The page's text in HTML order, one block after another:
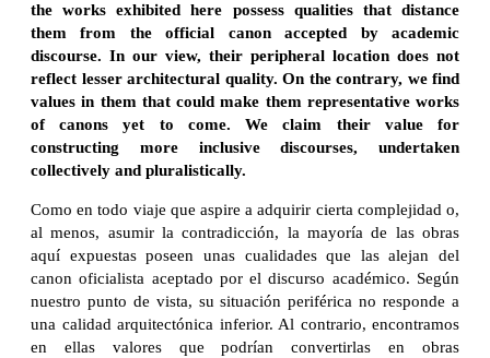
the works exhibited here possess qualities that distance
them from the official canon accepted by academic
discourse. In our view, their peripheral location does not
reflect lesser architectural quality. On the contrary, we find
values in them that could make them representative works
of canons yet to come. We claim their value for
constructing more inclusive discourses, undertaken
collectively and pluralistically.
Como en todo viaje que aspire a adquirir cierta complejidad o,
al menos, asumir la contradicción, la mayoría de las obras
aquí expuestas poseen unas cualidades que las alejan del
canon oficialista aceptado por el discurso académico. Según
nuestro punto de vista, su situación periférica no responde a
una calidad arquitectónica inferior. Al contrario, encontramos
en ellas valores que podrían convertirlas en obras